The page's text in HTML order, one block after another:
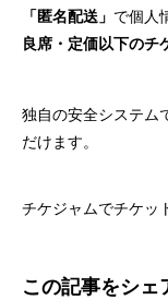
「匿名配送」 で個人
良席・定価以下のチ
独自の安全システム
だけます。
チケジャムでチケッ
この記事をシェ